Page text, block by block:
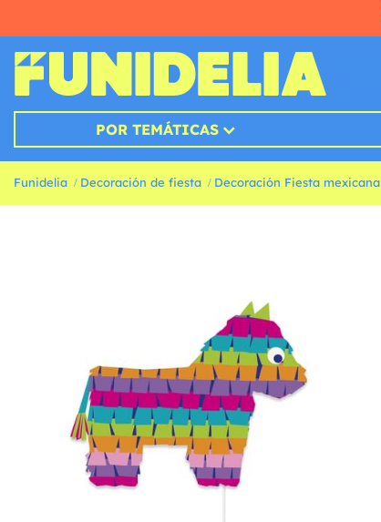
POR TEMÁTICAS
Funidelia Decoración de fiesta Decoración Fiesta mexicana